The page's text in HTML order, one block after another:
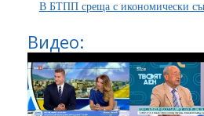
В БТПП среща с икономически
Видео: